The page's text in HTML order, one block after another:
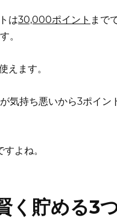
は30,000ポイント まで
。
えます。
気持ち悪いから3ポイ
よね。
く貯める3